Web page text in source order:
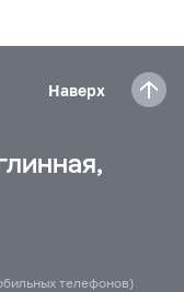
Наверх
телефонов)